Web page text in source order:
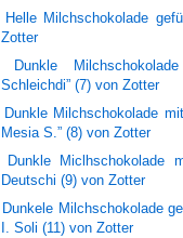
Helle Milchschokolade
Zotter
Dunkle
Schleichdi” (7) von Zotter
Dunkle Milchschokolade
Mesia S.” (8) von Zotter
Dunkle Miclhschokolade
Deutschi (9) von Zotter
Dunkele Milchschokolade
I. Soli (11) von Zotter